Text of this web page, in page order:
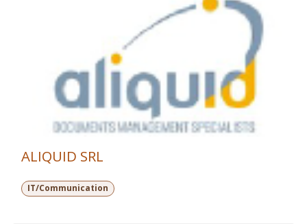
ALIQUID SRL
IT/Communication